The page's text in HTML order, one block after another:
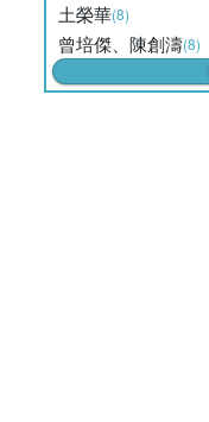
土榮華(8)
曾培傑、陳創濤(8)